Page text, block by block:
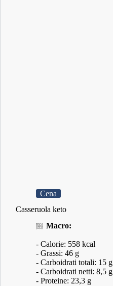
Cena
Casseruola keto
Macro:
- Calorie: 558 kcal
- Grassi: 46 g
- Carboidrati totali: 15 g
- Carboidrati netti: 8,5 g
- Proteine: 23,3 g